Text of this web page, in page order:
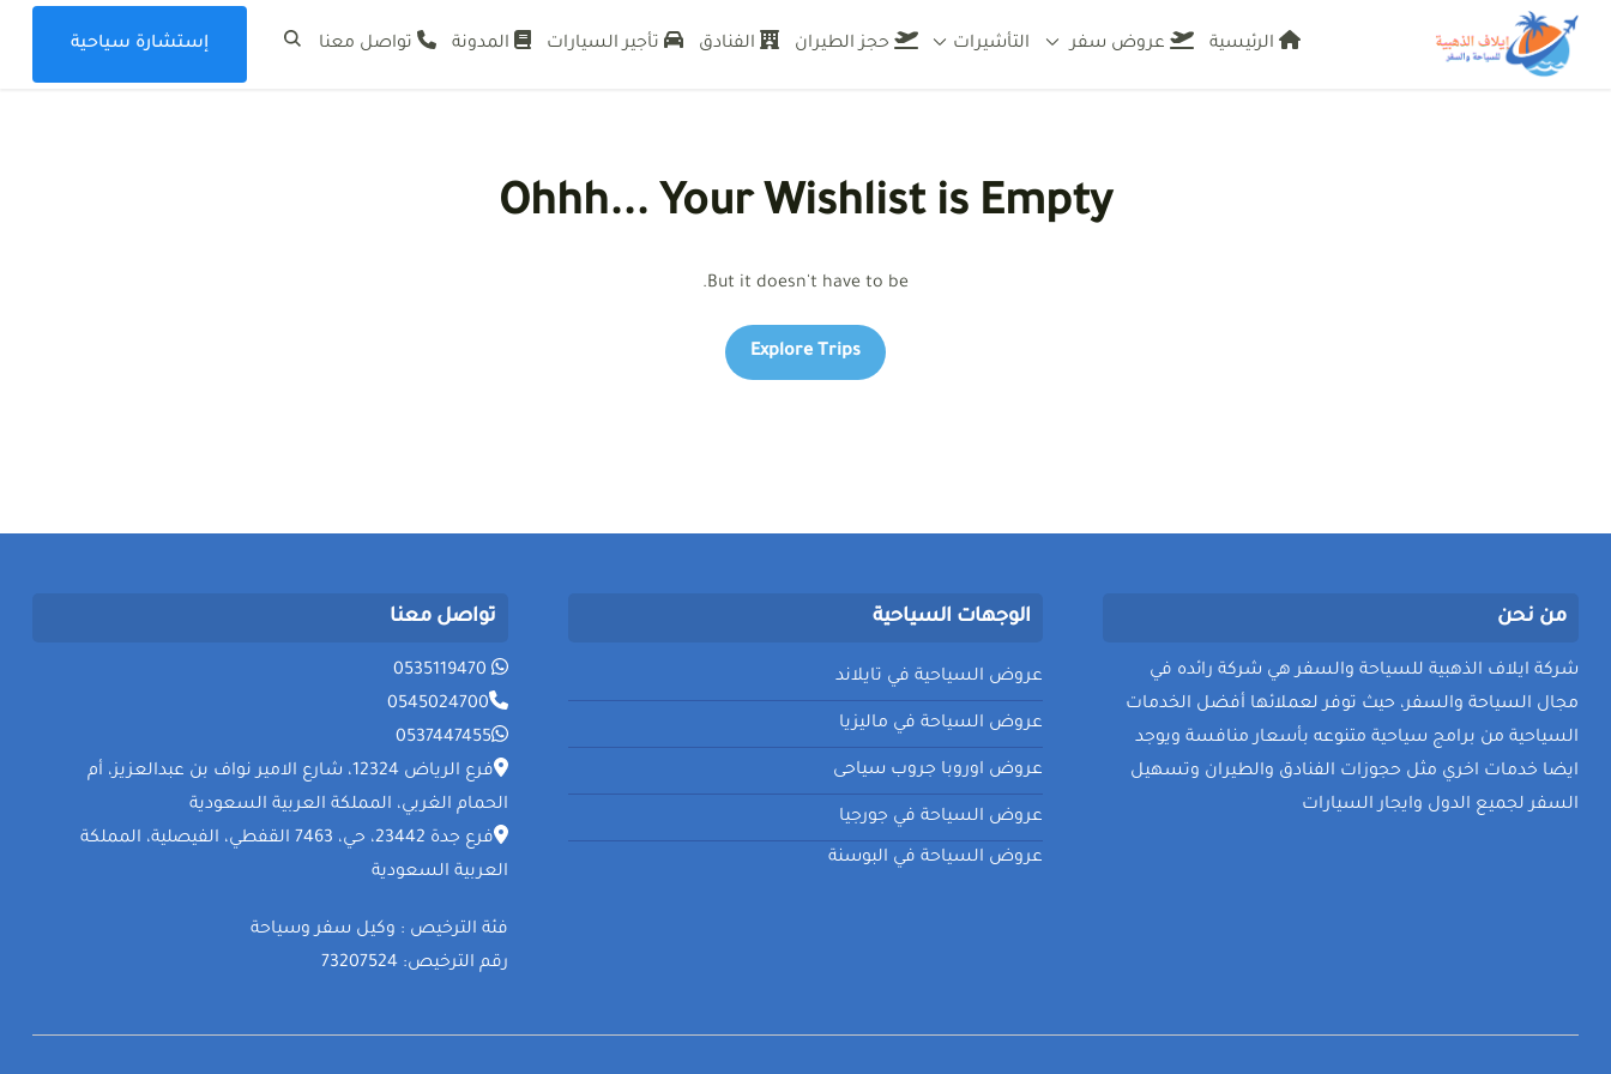
الرئيسية عروض سفر التأشيرات حجز الطيران الفنادق تأجير السيارات المدونة تواصل معنا إستشارة سياحية
Ohhh... Your Wishlist is Empty
But it doesn't have to be.
Explore Trips
من نحن
شركة ايلاف الذهبية للسياحة والسفر هي شركة رائده في
مجال السياحة والسفر، حيث توفر لعملائها أفضل الخدمات
السياحية من برامج سياحية متنوعه بأسعار منافسة ويوجد
ايضا خدمات اخري مثل حجوزات الفنادق والطيران وتسهيل
السفر لجميع الدول وايجار السيارات
الوجهات السياحية
عروض السياحية في تايلاند
عروض السياحة في ماليزيا
عروض اوروبا جروب سياحى
عروض السياحة في جورجيا
عروض السياحة في البوسنة
تواصل معنا
0545024700
0537447455
فرع الرياض 12324، شارع الامير نواف بن عبدالعزيز، أم
الحمام الغربي، المملكة العربية السعودية
فرع جدة 23442، حي، 7463 القفطي، الفيصلية، المملكة
العربية السعودية
فئة الترخيص : وكيل سفر وسياحة
رقم الترخيص: 73207524